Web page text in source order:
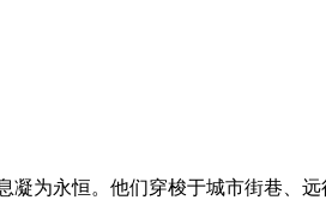
为永恒。他们穿梭于城市街巷、